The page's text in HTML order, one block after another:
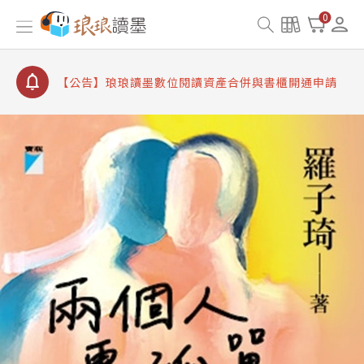
0
【公告】琅琅讀墨 3 分鐘完成書櫃開通與資產合併申
請圖文教學
【公告】琅琅書店服務升級重要說明及資產合併結果
【公告】琅琅讀墨數位閱讀資產合併與書櫃開通申請